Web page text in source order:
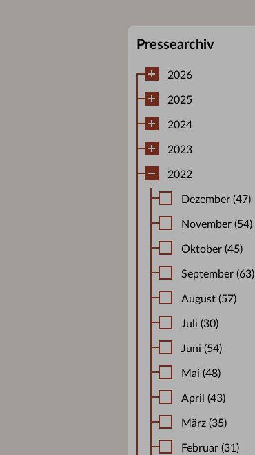
Pressearchiv
2026
2025
2024
2023
2022
Dezember (47)
November (54)
Oktober (45)
September (63)
August (57)
Juli (30)
Juni (54)
Mai (48)
April (43)
März (35)
Februar (31)